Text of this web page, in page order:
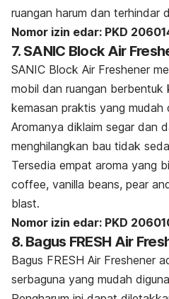
ruangan harum dan terhindar
Nomor izin edar: PKD
7. SANIC Block Air
SANIC Block Air Freshener
mobil dan ruangan
kemasan praktis yang mudah
Aromanya diklaim segar dan
menghilangkan bau tidak
Tersedia empat aroma yang
coffee, vanilla beans, pear
blast.
Nomor izin edar: PKD
8. Bagus FRESH Air
Bagus FRESH Air Freshener
serbaguna yang mudah